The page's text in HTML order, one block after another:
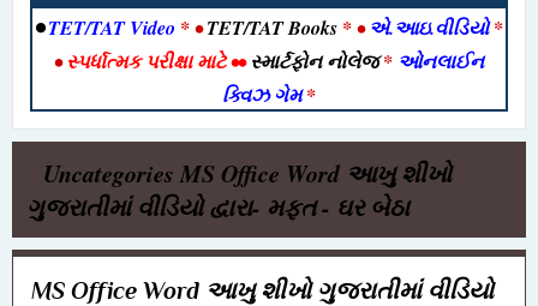
•TET/TAT Video * •TET/TAT Books * •એ.આઇ.વીડિયો*
•સ્પર્ધાત્મક પરીક્ષા માટે••સ્માર્ટફોન નોલેજ* ઓનલાઈન
ક્વિઝ ગેમ*
Uncategories MS Office Word આખુ શીખો
ગુજરાતીમાં વીડિયો દ્વારા- મફત - ઘર બેઠા
MS Office Word આખુ શીખો ગુજરાતીમાં વીડિયો